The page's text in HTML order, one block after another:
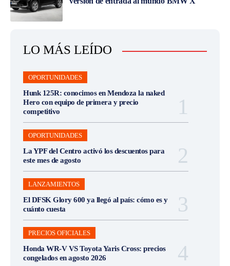
LO MÁS LEÍDO
OPORTUNIDADES
Hunk 125R: conocimos en Mendoza la naked
Hero con equipo de primera y precio
competitivo
OPORTUNIDADES
La YPF del Centro activó los descuentos para
este mes de agosto
LANZAMIENTOS
El DFSK Glory 600 ya llegó al país: cómo es y
cuánto cuesta
PRECIOS OFICIALES
Honda WR-V VS Toyota Yaris Cross: precios
congelados en agosto 2026